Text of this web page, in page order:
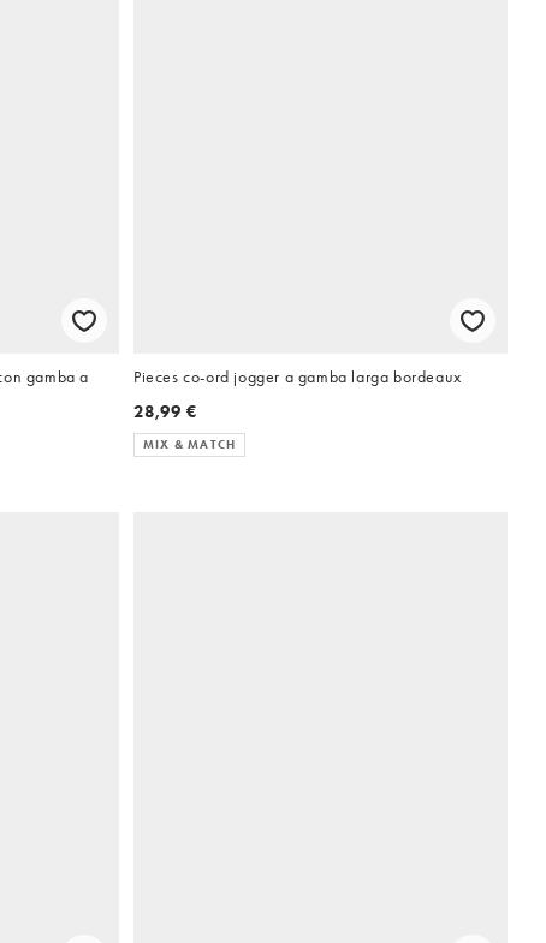
gamba a
Pieces co-ord jogger a gamba larga bordeaux
28,99 €
MIX & MATCH